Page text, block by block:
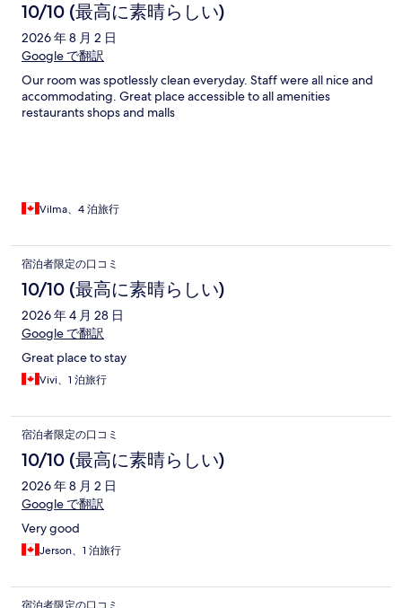
10/10 (最高に素晴らしい)
2026 年 8 月 2 日
Google で翻訳
Our room was spotlessly clean everyday. Staff were all nice and
accommodating. Great place accessible to all amenities
restaurants shops and malls
Vilma、4 泊旅行
宿泊者限定の口コミ
10/10 (最高に素晴らしい)
2026 年 4 月 28 日
Google で翻訳
Great place to stay
Vivi、1 泊旅行
宿泊者限定の口コミ
10/10 (最高に素晴らしい)
2026 年 8 月 2 日
Google で翻訳
Very good
Jerson、1 泊旅行